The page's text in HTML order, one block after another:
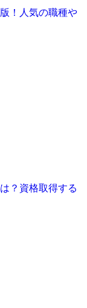
！人気の職種や
？資格取得する